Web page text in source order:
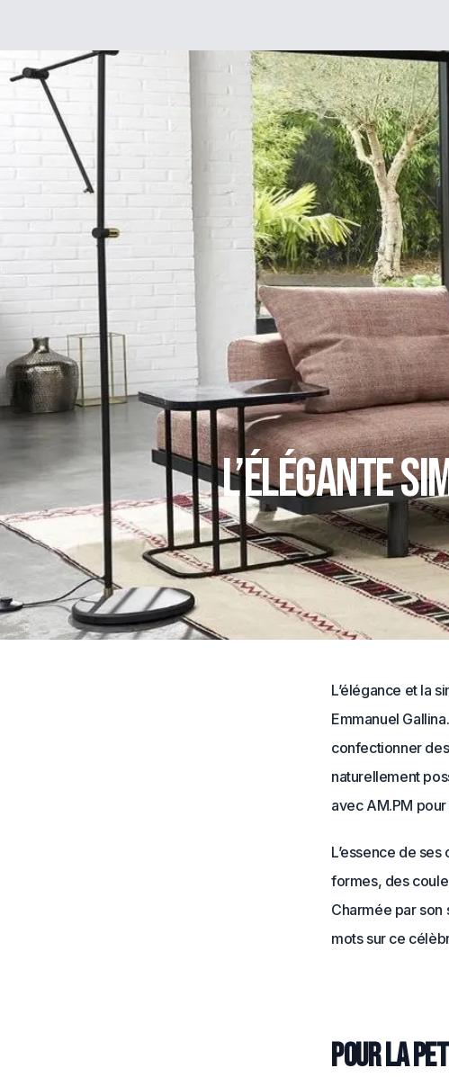
L’élégante
L’élégance et la
Emmanuel
confectionner
naturellement
avec AM.PM
L’essence de
formes, des
Charmée par
mots sur ce
Pour la